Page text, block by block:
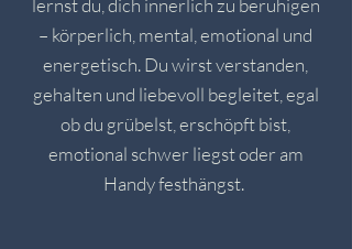
lernst du, dich innerlich zu beruhigen
– körperlich, mental, emotional und
energetisch. Du wirst verstanden,
gehalten und liebevoll begleitet, egal
ob du grübelst, erschöpft bist,
emotional schwer liegst oder am
Handy festhängst.